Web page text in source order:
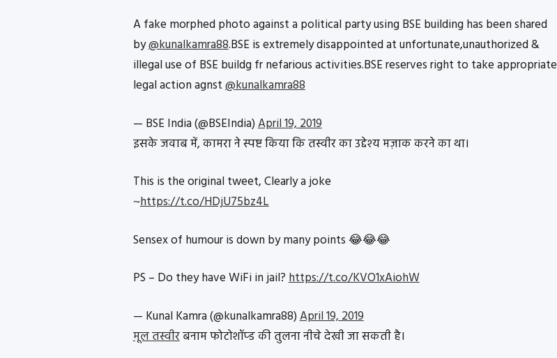
A fake morphed photo against a political party using BSE building has been shared
by@kunalkamra88.BSE is extremely disappointed at unfortunate,unauthorized &
illegal use of BSE buildg fr nefarious activities.BSE reserves right to take appropriate
legal action agnst@kunalkamra88
— BSE India (@BSEIndia)April 19, 2019
इसके जवाब में, कामरा ने स्पष्ट किया कि तस्वीर का उद्देश्य मज़ाक करने का था।
This is the original tweet, Clearly a joke
~https://t.co/HDjU75bz4L
Sensex of humour is down by many points 😂😂😂
PS – Do they have WiFi in jail?https://t.co/KVO1xAiohW
— Kunal Kamra (@kunalkamra88)April 19, 2019
मूल तस्वीरबनाम फोटोशॉप्ड की तुलना नीचे देखी जा सकती है।